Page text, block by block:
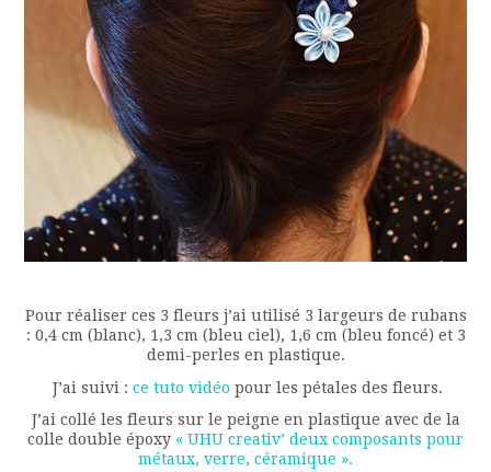
Pour réaliser ces 3 fleurs j’ai utilisé 3 largeurs de rubans
: 0,4 cm (blanc), 1,3 cm (bleu ciel), 1,6 cm (bleu foncé) et 3
demi-perles en plastique.
J’ai suivi : ce tuto vidéo pour les pétales des fleurs.
J’ai collé les fleurs sur le peigne en plastique avec de la
colle double époxy « UHU creativ’ deux composants pour
métaux, verre, céramique ».